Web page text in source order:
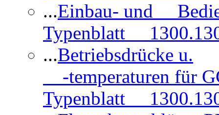
...Einbau- und
Typenblatt
...Betriebsdrücke u.
-temperaturen für
Typenblatt